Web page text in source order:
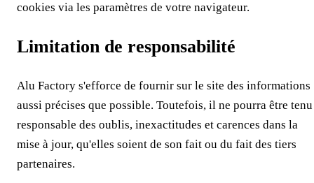
cookies via les paramètres de votre navigateur.
Limitation de responsabilité
Alu Factory s'efforce de fournir sur le site des informations
aussi précises que possible. Toutefois, il ne pourra être tenu
responsable des oublis, inexactitudes et carences dans la
mise à jour, qu'elles soient de son fait ou du fait des tiers
partenaires.